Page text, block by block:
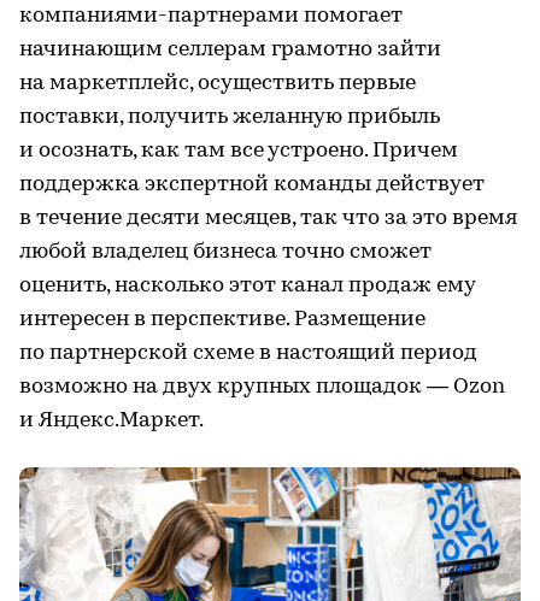
компаниями-партнерами помогает
начинающим селлерам грамотно зайти
на маркетплейс, осуществить первые
поставки, получить желанную прибыль
и осознать, как там все устроено. Причем
поддержка экспертной команды действует
в течение десяти месяцев, так что за это время
любой владелец бизнеса точно сможет
оценить, насколько этот канал продаж ему
интересен в перспективе. Размещение
по партнерской схеме в настоящий период
возможно на двух крупных площадок — Ozon
и Яндекс.Маркет.